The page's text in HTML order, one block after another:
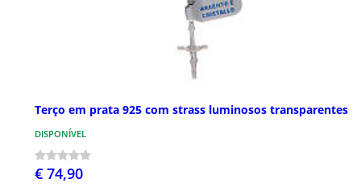
Terço em prata 925 com strass luminosos transparentes
DISPONÍVEL
€ 74,90